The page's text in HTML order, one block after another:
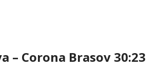
– Corona Brasov 30:23